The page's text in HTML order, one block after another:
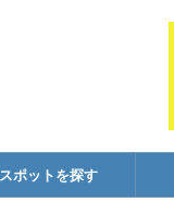
スポットを探す